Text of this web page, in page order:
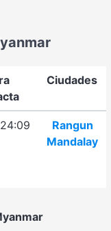
Ciudades
Rangun
Mandalay